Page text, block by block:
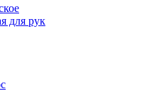
для рук